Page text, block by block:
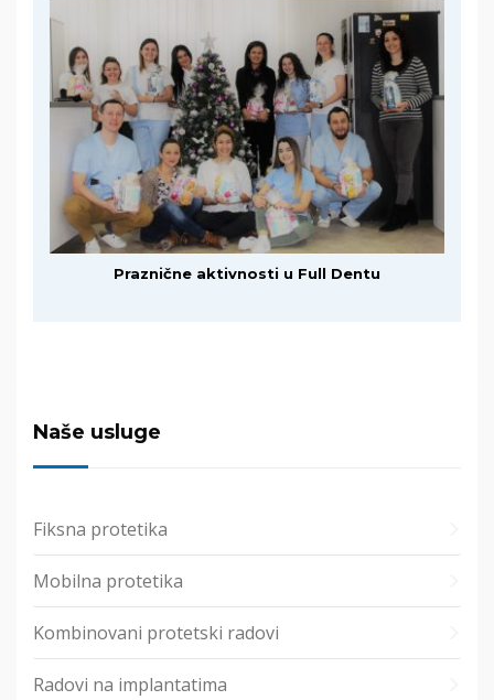
Praznične aktivnosti u Full Dentu
Naše usluge
Fiksna protetika
Mobilna protetika
Kombinovani protetski radovi
Radovi na implantatima